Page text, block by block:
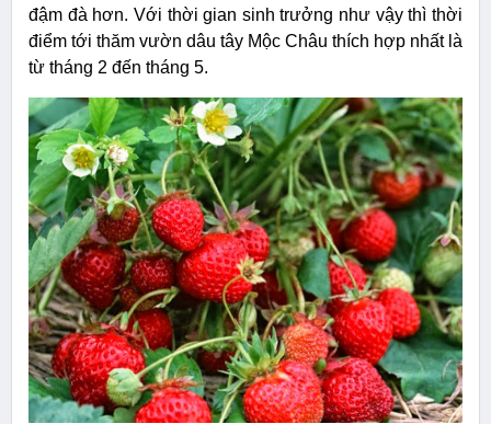
đậm đà hơn. Với thời gian sinh trưởng như vậy thì thời
điểm tới thăm vườn dâu tây Mộc Châu thích hợp nhất là
từ tháng 2 đến tháng 5.